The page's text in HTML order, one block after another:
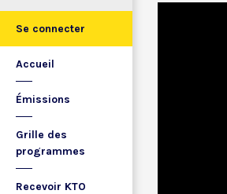
Se connecter
Accueil
Émissions
Grille des
programmes
Recevoir KTO